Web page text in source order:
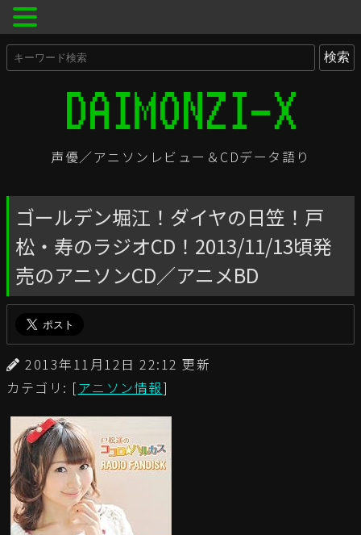
声優／アニソンレビュー＆CDデータ語り
ゴールデン堀江！ダイヤの日笠！戸
松・寿のラジオCD！2013/11/13頃発
売のアニソンCD／アニメBD
2013年11月12日 22:12 更新
カテゴリ: [アニソン情報]